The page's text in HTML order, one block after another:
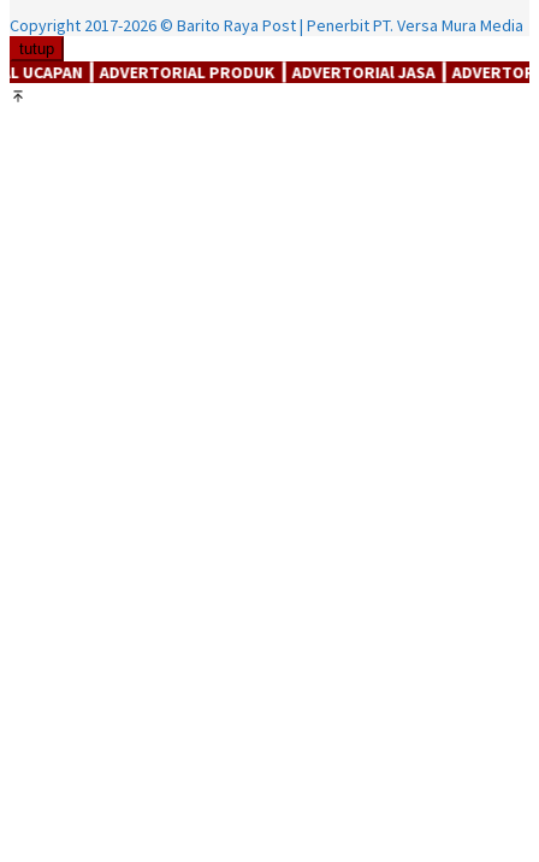
Copyright 2017-2026 © Barito Raya Post | Penerbit PT. Versa Mura Media
tutup
PRODUK ┃ ADVERTORIAl JASA ┃ ADVERTORIAl